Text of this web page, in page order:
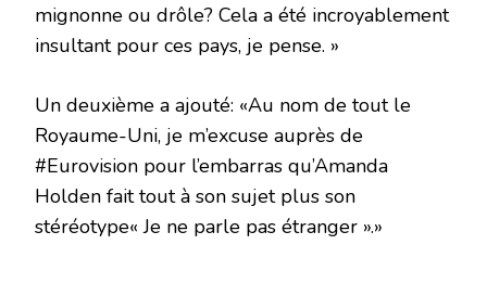
mignonne ou drôle? Cela a été incroyablement
insultant pour ces pays, je pense. »
Un deuxième a ajouté: «Au nom de tout le
Royaume-Uni, je m’excuse auprès de
#Eurovision pour l’embarras qu’Amanda
Holden fait tout à son sujet plus son
stéréotype« Je ne parle pas étranger ».»